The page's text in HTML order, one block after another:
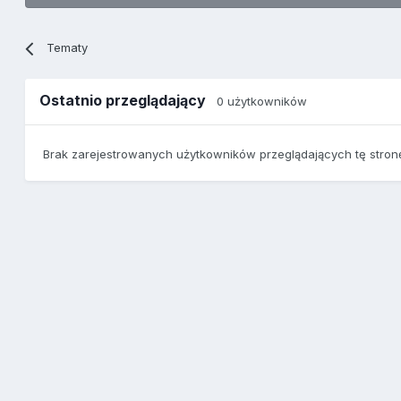
Tematy
Ostatnio przeglądający0 użytkowników
Brak zarejestrowanych użytkowników przeglądających tę